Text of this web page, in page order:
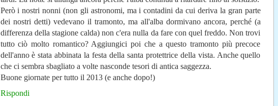
Però i nostri nonni (non gli astronomi, ma i contadini da cui deriva la gran parte
dei nostri detti) vedevano il tramonto, ma all'alba dormivano ancora, perché (a
differenza della stagione calda) non c'era nulla da fare con quel freddo. Non trovi
tutto ciò molto romantico? Aggiungici poi che a questo tramonto più precoce
dell'anno è stata abbinata la festa della santa protettrice della vista. Anche quello
che ci sembra sbagliato a volte nasconde tesori di antica saggezza.
Buone giornate per tutto il 2013 (e anche dopo!)
Rispondi